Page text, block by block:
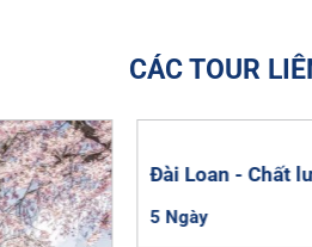
CÁC TOUR
Đài Loan - Chất lượng cao
5 Ngày